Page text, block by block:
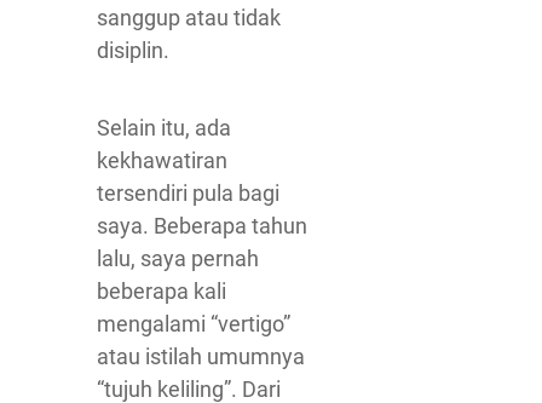
sanggup atau tidak
disiplin.
Selain itu, ada
kekhawatiran
tersendiri pula bagi
saya. Beberapa tahun
lalu, saya pernah
beberapa kali
mengalami “vertigo”
atau istilah umumnya
“tujuh keliling”. Dari